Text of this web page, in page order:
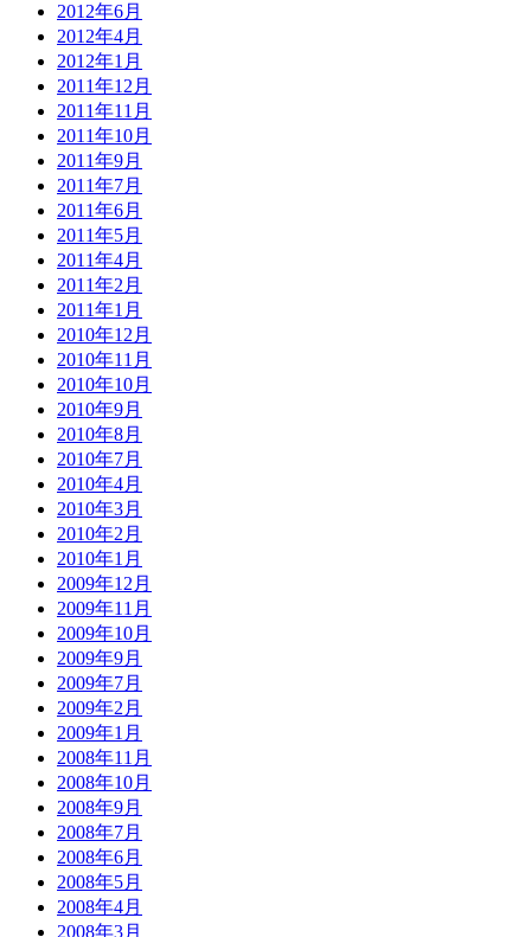
2012年6月
2012年4月
2012年1月
2011年12月
2011年11月
2011年10月
2011年9月
2011年7月
2011年6月
2011年5月
2011年4月
2011年2月
2011年1月
2010年12月
2010年11月
2010年10月
2010年9月
2010年8月
2010年7月
2010年4月
2010年3月
2010年2月
2010年1月
2009年12月
2009年11月
2009年10月
2009年9月
2009年7月
2009年2月
2009年1月
2008年11月
2008年10月
2008年9月
2008年7月
2008年6月
2008年5月
2008年4月
2008年3月